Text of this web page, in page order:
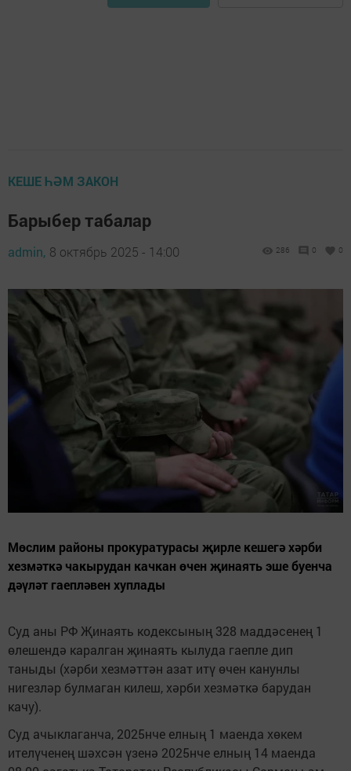
КЕШЕ ҺӘМ ЗАКОН
Барыбер табалар
admin, 8 октябрь 2025 - 14:00 286 0 0
Мөслим районы прокуратурасы җирле кешегә хәрби
хезмәткә чакырудан качкан өчен җинаять эше буенча
дәүләт гаепләвен хуплады
Суд аны РФ Җинаять кодексының 328 маддәсенең 1
өлешендә каралган җинаять кылуда гаепле дип
таныды (хәрби хезмәттән азат итү өчен канунлы
нигезләр булмаган килеш, хәрби хезмәткә барудан
качу).
Суд ачыклаганча, 2025нче елның 1 маенда хөкем
ителүченең шәхсән үзенә 2025нче елның 14 маенда